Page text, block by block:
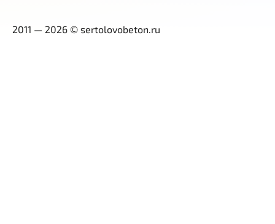
2011 — 2026 © sertolovobeton.ru